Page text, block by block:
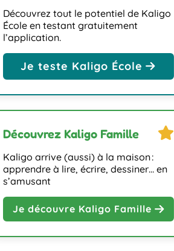
Découvrez tout le potentiel de Kaligo
École en testant gratuitement
l’application.
Je teste Kaligo École
Découvrez Kaligo Famille star
Kaligo arrive (aussi) à la maison :
apprendre à lire, écrire, dessiner… en
s’amusant
Je découvre Kaligo Famille